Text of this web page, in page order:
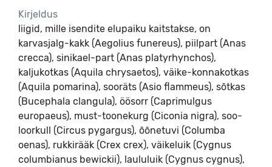
Kirjeldus
liigid, mille isendite elupaiku kaitstakse, on
karvasjalg-kakk (Aegolius funereus), piilpart (Anas
crecca), sinikael-part (Anas platyrhynchos),
kaljukotkas (Aquila chrysaetos), väike-konnakotkas
(Aquila pomarina), sooräts (Asio flammeus), sõtkas
(Bucephala clangula), öösorr (Caprimulgus
europaeus), must-toonekurg (Ciconia nigra), soo-
loorkull (Circus pygargus), õõnetuvi (Columba
oenas), rukkirääk (Crex crex), väikeluik (Cygnus
columbianus bewickii), laululuik (Cygnus cygnus),